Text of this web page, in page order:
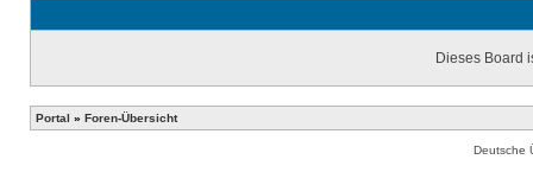
Dieses Board
Portal » Foren-Übersicht
Deutsche